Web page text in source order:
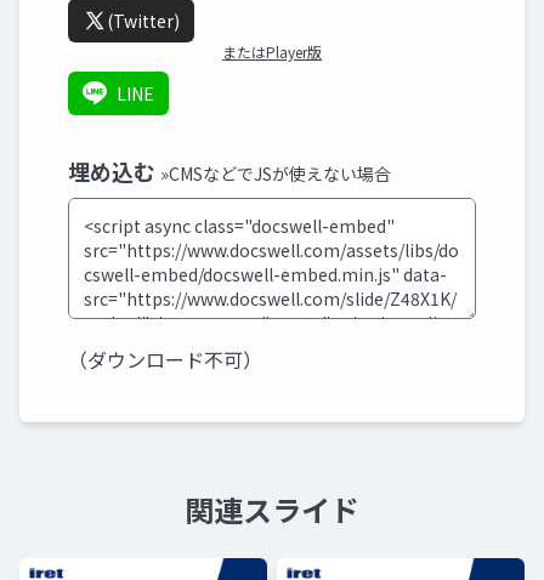
(Twitter)
またはPlayer版
LINE
埋め込む »CMSなどでJSが使えない場合
（ダウンロード不可）
関連スライド